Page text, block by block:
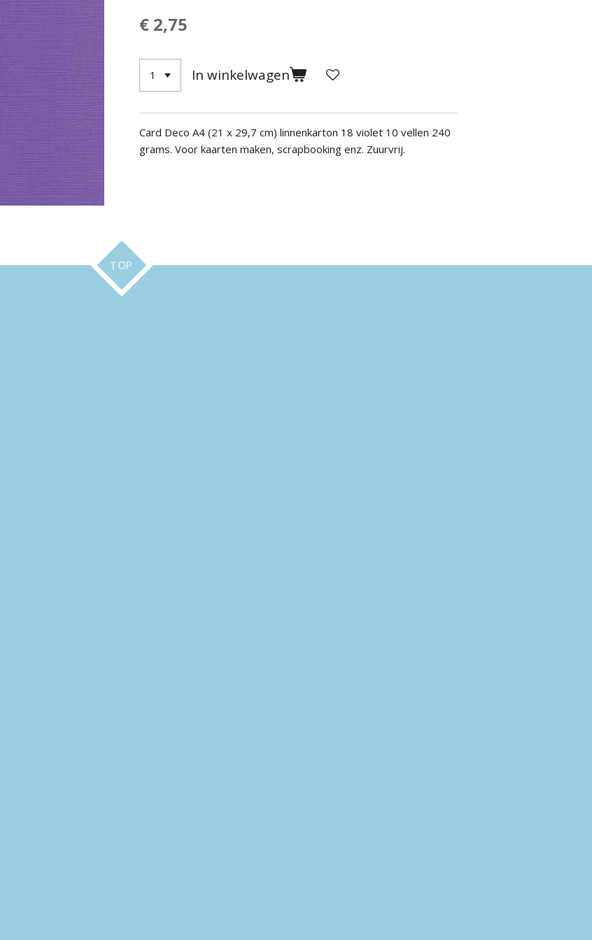
€ 2,75
In winkelwagen
Card Deco A4 (21 x 29,7 cm) linnenkarton 18 violet 10 vellen 240
grams. Voor kaarten maken, scrapbooking enz. Zuurvrij.
TOP